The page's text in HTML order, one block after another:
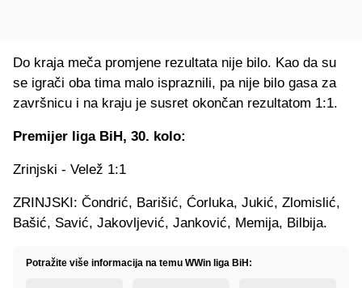
Do kraja meča promjene rezultata nije bilo. Kao da su
se igrači oba tima malo ispraznili, pa nije bilo gasa za
završnicu i na kraju je susret okončan rezultatom 1:1.
Premijer liga BiH, 30. kolo:
Zrinjski - Velež 1:1
ZRINJSKI: Čondrić, Barišić, Ćorluka, Jukić, Zlomislić,
Bašić, Savić, Jakovljević, Janković, Memija, Bilbija.
Potražite više informacija na temu WWin liga BiH: